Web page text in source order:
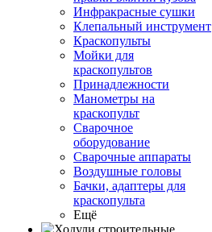
Инфракрасные сушки
Клепальный инструмент
Краскопульты
Мойки для
краскопультов
Принадлежности
Манометры на
краскопульт
Сварочное
оборудование
Сварочные аппараты
Воздушные головы
Бачки, адаптеры для
краскопульта
Ещё